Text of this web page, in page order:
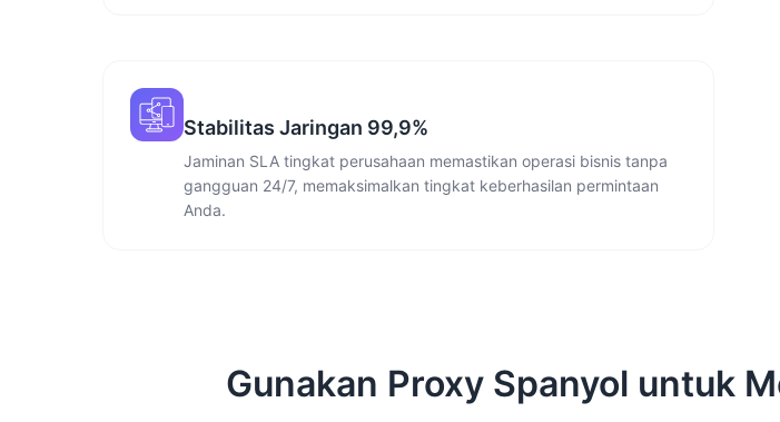
Stabilitas Jaringan 99,9%
Jaminan SLA tingkat perusahaan memastikan operasi bisnis tanpa
gangguan 24/7, memaksimalkan tingkat keberhasilan permintaan
Anda.
Gunakan Proxy Spanyol untuk